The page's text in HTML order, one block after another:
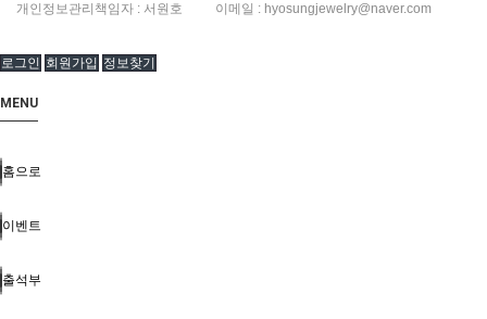
개인정보관리책임자 : 서원호
이메일 : hyosungjewelry@naver.com
로그인 회원가입 정보찾기
MENU
홈으로
이벤트
출석부